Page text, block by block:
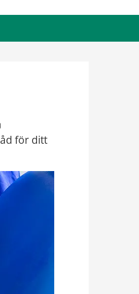
för ditt